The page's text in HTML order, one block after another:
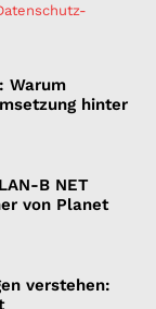
Warum
hinter
B NET
von Planet
verstehen: